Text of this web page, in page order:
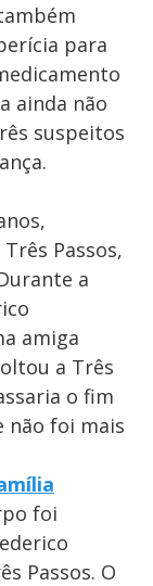
para
ainda não
suspeitos
Passos,
a
amiga
a Três
o fim
não foi mais
foi
Passos. O